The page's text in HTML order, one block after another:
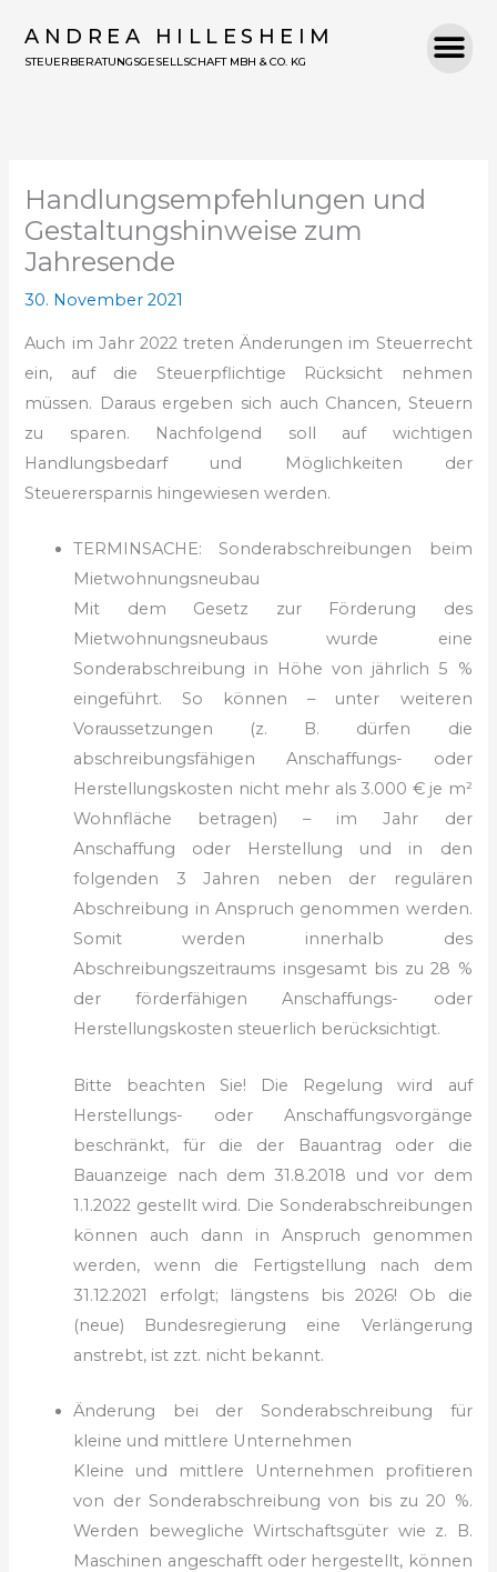
InhaltANDREA HILLESHEIM
STEUERBERATUNGSGESELLSCHAFT MBH & CO. KG
Handlungsempfehlungen und
Gestaltungshinweise zum
Jahresende
30. November 2021
Auch im Jahr 2022 treten Änderungen im Steuerrecht
ein, auf die Steuerpflichtige Rücksicht nehmen
müssen. Daraus ergeben sich auch Chancen, Steuern
zu sparen. Nachfolgend soll auf wichtigen
Handlungsbedarf und Möglichkeiten der
Steuerersparnis hingewiesen werden.
TERMINSACHE: Sonderabschreibungen beim
Mietwohnungsneubau
Mit dem Gesetz zur Förderung des
Mietwohnungsneubaus wurde eine
Sonderabschreibung in Höhe von jährlich 5 %
eingeführt. So können – unter weiteren
Voraussetzungen (z. B. dürfen die
abschreibungsfähigen Anschaffungs- oder
Herstellungskos­ten nicht mehr als 3.000 € je m²
Wohnfläche betragen) – im Jahr der
Anschaffung oder Herstellung und in den
folgenden 3 Jahren neben der regulären
Abschreibung in Anspruch genommen werden.
Somit werden innerhalb des
Abschreibungszeitraums insgesamt bis zu 28 %
der förderfähigen Anschaffungs- oder
Herstellungskosten steuerlich berücksichtigt.
Bitte beachten Sie! Die Regelung wird auf
Herstellungs- oder Anschaffungsvorgänge
beschränkt, für die der Bauantrag oder die
Bauanzeige nach dem 31.8.2018 und vor dem
1.1.2022 gestellt wird. Die Sonderabschreibungen
können auch dann in Anspruch genommen
werden, wenn die Fertigstellung nach dem
31.12.2021 erfolgt; längstens bis 2026! Ob die
(neue) Bundesregierung eine Verlängerung
anstrebt, ist zzt. nicht bekannt.
Änderung bei der Sonderabschreibung für
kleine und mittlere Unternehmen
Kleine und mittlere Unternehmen profitieren
von der Sonderabschreibung von bis zu 20 %.
Werden bewegliche Wirtschaftsgüter wie z. B.
Maschinen angeschafft oder hergestellt, können